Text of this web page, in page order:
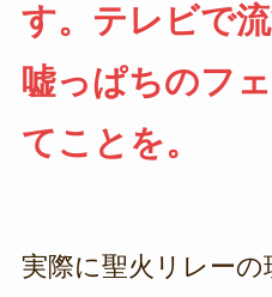
す。テレビで
嘘っぱちのフ
てことを。
実際に聖火リレーの